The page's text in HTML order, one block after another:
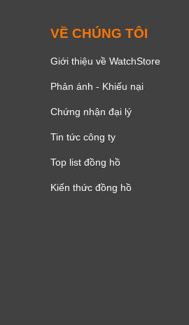
VỀ CHÚNG TÔI
Giới thiệu về WatchStore
Phản ánh - Khiếu nại
Chứng nhận đại lý
Tin tức công ty
Top list đồng hồ
Kiến thức đồng hồ